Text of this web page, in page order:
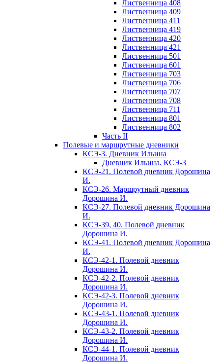
Лиственница 408
Лиственница 409
Лиственница 411
Лиственница 419
Лиственница 420
Лиственница 421
Лиственница 501
Лиственница 601
Лиственница 703
Лиственница 706
Лиственница 707
Лиственница 708
Лиственница 711
Лиственница 801
Лиственница 802
Часть II
Полевые и маршрутные дневники
КСЭ-3. Дневник Ильина
Дневник Ильина. КСЭ-3
КСЭ-21. Полевой дневник Дорошина
И.
КСЭ-26. Маршрутный дневник
Дорошина И.
КСЭ-27. Полевой дневник Дорошина
И.
КСЭ-39, 40. Полевой дневник
Дорошина И.
КСЭ-41. Полевой дневник Дорошина
И.
КСЭ-42-1. Полевой дневник
Дорошина И.
КСЭ-42-2. Полевой дневник
Дорошина И.
КСЭ-42-3. Полевой дневник
Дорошина И.
КСЭ-43-1. Полевой дневник
Дорошина И.
КСЭ-43-2. Полевой дневник
Дорошина И.
КСЭ-44-1. Полевой дневник
Дорошина И.